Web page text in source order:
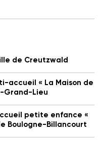
de Creutzwald
accueil « La Maison de
Grand-Lieu
petite enfance «
Boulogne-Billancourt